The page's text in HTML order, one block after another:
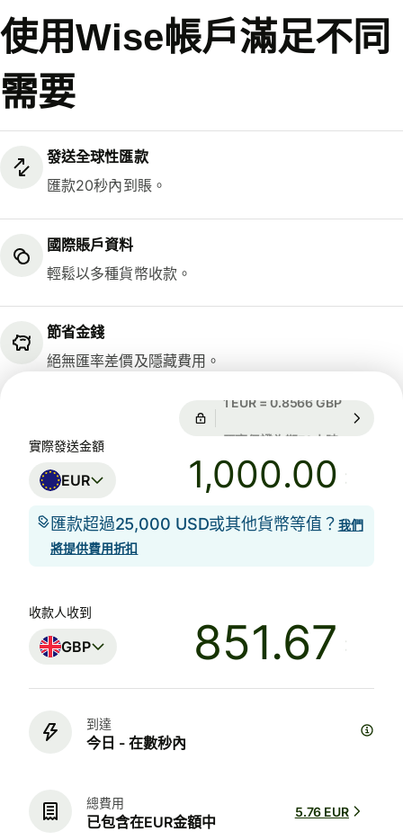
使用Wise帳戶滿足不同
需要
發送全球性匯款
匯款20秒內到賬。
國際賬戶資料
輕鬆以多種貨幣收款。
節省金錢
絕無匯率差價及隱藏費用。
匯率保證為期72小時1 EUR =
實際發送金額
EUR .00
匯款超過25,000 USD或其他貨幣等值？ 我們
將提供費用折扣
收款人收到
GBP
到達
今日 - 在數秒內
總費用
已包含在EUR金額中
5.76 EUR